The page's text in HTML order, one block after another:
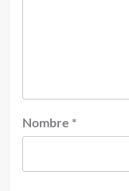
Nombre *